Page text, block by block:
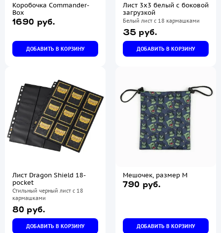
Коробочка Commander-
Box
1690 руб.
ДОБАВИТЬ В КОРЗИНУ
Лист 3х3 белый с боковой
загрузкой
Белый лист с 18 кармашками
35 руб.
ДОБАВИТЬ В КОРЗИНУ
Лист Dragon Shield 18-
pocket
Стильный черный лист с 18
кармашками
80 руб.
ДОБАВИТЬ В КОРЗИНУ
Мешочек, размер М
790 руб.
ДОБАВИТЬ В КОРЗИНУ